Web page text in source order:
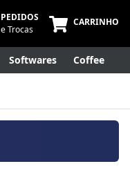
PEDIDOS
e Trocas
CARRINHO
Softwares Coffee